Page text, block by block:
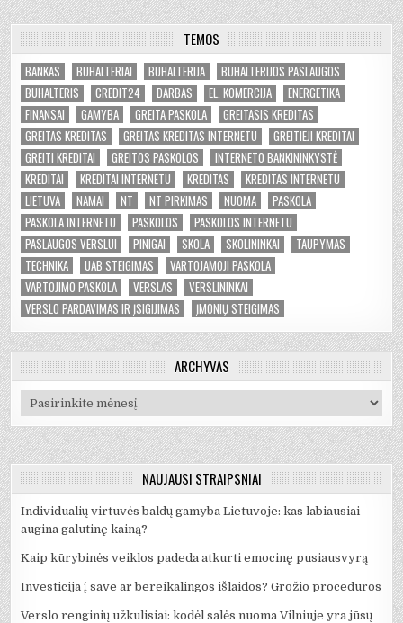
TEMOS
BANKAS BUHALTERIAI BUHALTERIJA
BUHALTERIJOS PASLAUGOS
BUHALTERIS
CREDIT24 DARBAS EL. KOMERCIJA
ENERGETIKA
FINANSAI
GAMYBA GREITA PASKOLA
GREITASIS KREDITAS
GREITAS KREDITAS
GREITAS KREDITAS INTERNETU
GREITIEJI KREDITAI
GREITI KREDITAI
GREITOS PASKOLOS
INTERNETO BANKININKYSTĖ
KREDITAI
KREDITAI INTERNETU KREDITAS
KREDITAS INTERNETU
LIETUVA
NAMAI NT NT PIRKIMAS NUOMA
PASKOLA
PASKOLA INTERNETU
PASKOLOS
PASKOLOS INTERNETU
PASLAUGOS VERSLUI
PINIGAI SKOLA SKOLININKAI
TAUPYMAS
TECHNIKA
UAB STEIGIMAS
VARTOJAMOJI PASKOLA
VARTOJIMO PASKOLA
VERSLAS
VERSLININKAI
VERSLO PARDAVIMAS IR ĮSIGIJIMAS
ĮMONIŲ STEIGIMAS
ARCHYVAS
Archyvas
NAUJAUSI STRAIPSNIAI
Individualių virtuvės baldų gamyba Lietuvoje: kas labiausiai
augina galutinę kainą?
Kaip kūrybinės veiklos padeda atkurti emocinę pusiausvyrą
Investicija į save ar bereikalingos išlaidos? Grožio procedūros
Verslo renginių užkulisiai: kodėl salės nuoma Vilniuje yra jūsų